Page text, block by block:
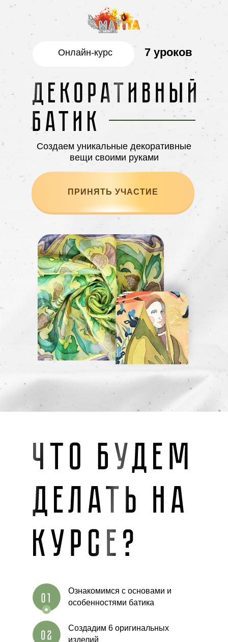
Создаем уникальные декоративные
вещи своими руками
7 уроков
ПРИНЯТЬ УЧАСТИЕ
Онлайн-курс
Создадим 6 оригинальных
изделий
Ознакомимся с основами и
особенностями батика